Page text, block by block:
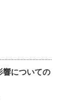
響についての